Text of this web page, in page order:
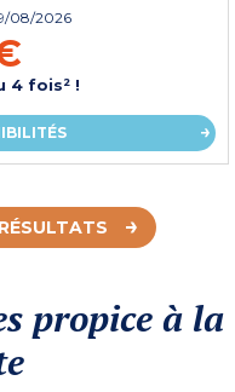
08/2026
4 fois² !
propice à la